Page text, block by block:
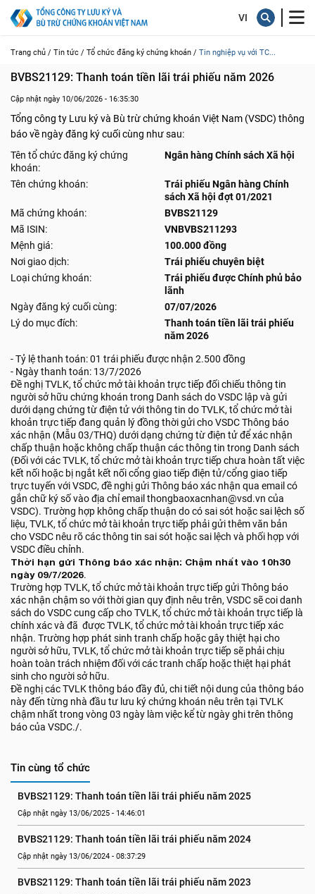
Trang chủ / Tin tức / Tổ chức đăng ký chứng khoán / Tin nghiệp vụ với TC...
BVBS21129: Thanh toán tiền lãi trái phiếu năm 2026
Cập nhật ngày 10/06/2026 - 16:35:30
Tổng công ty Lưu ký và Bù trừ chứng khoán Việt Nam (VSDC) thông
báo về ngày đăng ký cuối cùng như sau:
Tên tổ chức đăng ký chứng
khoán:
Ngân hàng Chính sách Xã hội
Tên chứng khoán:
Trái phiếu Ngân hàng Chính
sách Xã hội đợt 01/2021
Mã chứng khoán:
BVBS21129
Mã ISIN:
VNBVBS211293
Mệnh giá:
100.000 đồng
Nơi giao dịch:
Trái phiếu chuyên biệt
Loại chứng khoán:
Trái phiếu được Chính phủ bảo
lãnh
Ngày đăng ký cuối cùng:
07/07/2026
Lý do mục đích:
Thanh toán tiền lãi trái phiếu
năm 2026
- Tỷ lệ thanh toán: 01 trái phiếu được nhận 2.500 đồng
- Ngày thanh toán: 13/7/2026
Đề nghị TVLK, tổ chức mở tài khoản trực tiếp đối chiếu thông tin
người sở hữu chứng khoán trong Danh sách do VSDC lập và gửi
dưới dạng chứng từ điện tử với thông tin do TVLK, tổ chức mở tài
khoản trực tiếp đang quản lý đồng thời gửi cho VSDC Thông báo
xác nhận (Mẫu 03/THQ) dưới dạng chứng từ điện tử để xác nhận
chấp thuận hoặc không chấp thuận các thông tin trong Danh sách
(Đối với các TVLK, tổ chức mở tài khoản trực tiếp chưa hoàn tất việc
kết nối hoặc bị ngắt kết nối cổng giao tiếp điện tử/cổng giao tiếp
trực tuyến với VSDC, đề nghị gửi Thông báo xác nhận qua email có
gắn chữ ký số vào địa chỉ email thongbaoxacnhan@vsd.vn của
VSDC). Trường hợp không chấp thuận do có sai sót hoặc sai lệch số
liệu, TVLK, tổ chức mở tài khoản trực tiếp phải gửi thêm văn bản
cho VSDC nêu rõ các thông tin sai sót hoặc sai lệch và phối hợp với
VSDC điều chỉnh.
Thời hạn gửi Thông báo xác nhận: Chậm nhất vào 10h30
ngày 09/7/2026.
Trường hợp TVLK, tổ chức mở tài khoản trực tiếp gửi Thông báo
xác nhận chậm so với thời gian quy định nêu trên, VSDC sẽ coi danh
sách do VSDC cung cấp cho TVLK, tổ chức mở tài khoản trực tiếp là
chính xác và đã được TVLK, tổ chức mở tài khoản trực tiếp xác
nhận. Trường hợp phát sinh tranh chấp hoặc gây thiệt hại cho
người sở hữu, TVLK, tổ chức mở tài khoản trực tiếp sẽ phải chịu
hoàn toàn trách nhiệm đối với các tranh chấp hoặc thiệt hại phát
sinh cho người sở hữu.
Đề nghị các TVLK thông báo đầy đủ, chi tiết nội dung của thông báo
này đến từng nhà đầu tư lưu ký chứng khoán nêu trên tại TVLK
chậm nhất trong vòng 03 ngày làm việc kể từ ngày ghi trên thông
báo của VSDC./.
Tin cùng tổ chức
BVBS21129: Thanh toán tiền lãi trái phiếu năm 2025
Cập nhật ngày 13/06/2025 - 14:46:01
BVBS21129: Thanh toán tiền lãi trái phiếu năm 2024
Cập nhật ngày 13/06/2024 - 08:37:29
BVBS21129: Thanh toán tiền lãi trái phiếu năm 2023